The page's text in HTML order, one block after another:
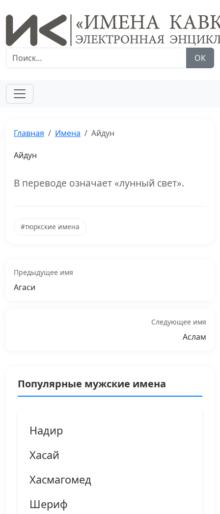
ОК
Главная Имена Айдун
Айдун
В переводе означает «лунный свет».
#тюркские имена
Предыдущее имя
Агаси
Следующее имя
Аслам
Популярные мужские имена
Надир
Хасай
Хасмагомед
Шериф